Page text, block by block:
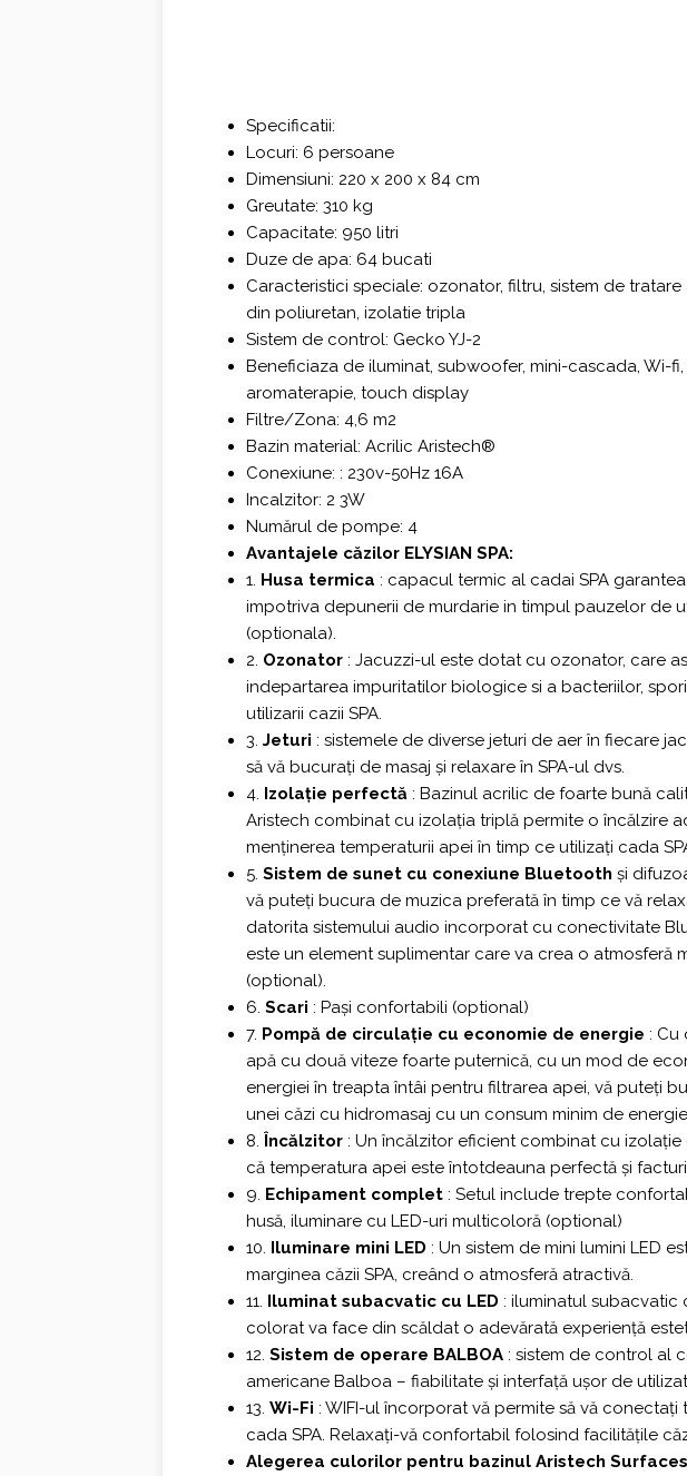
Specificatii:
Locuri: 6 persoane
Dimensiuni: 220 x 200 x 84 cm
Greutate: 310 kg
Capacitate: 950 litri
Duze de apa: 64 bucati
Caracteristici speciale: ozonator, filtru, sistem de
din poliuretan, izolatie tripla
Sistem de control: Gecko YJ-2
Beneficiaza de iluminat, subwoofer, mini-cascada, Wi-
aromaterapie, touch display
Filtre/Zona: 4,6 m2
Bazin material: Acrilic Aristech®
Conexiune: : 230v-50Hz 16A
Incalzitor: 2 3W
Numărul de pompe: 4
Avantajele căzilor ELYSIAN SPA:
1. Husa termica : capacul termic al cadai SPA
impotriva depunerii de murdarie in timpul pauzelor de
(optionala).
2. Ozonator : Jacuzzi-ul este dotat cu ozonator, care
indepartarea impuritatilor biologice si a bacteriilor,
utilizarii cazii SPA.
3.Jeturi : sistemele de diverse jeturi de aer în fiecare
să vă bucurați de masaj și relaxare în SPA-ul dvs.
4. Izolație perfectă : Bazinul acrilic de foarte bună
Aristech combinat cu izolația triplă permite o încălzire
menținerea temperaturii apei în timp ce utilizați cada
5.Sistem de sunet cu conexiune Bluetooth și
vă puteți bucura de muzica preferată în timp ce vă
datorita sistemului audio incorporat cu conectivitate
este un element suplimentar care va crea o atmosferă
(optional).
6.Scari : Pași confortabili (optional)
7. Pompă de circulație cu economie de energie : Cu
apă cu două viteze foarte puternică, cu un mod de
energiei în treapta întâi pentru filtrarea apei, vă puteți
unei căzi cu hidromasaj cu un consum minim de
8. Încălzitor : Un încălzitor eficient combinat cu izolație
că temperatura apei este întotdeauna perfectă și
9. Echipament complet : Setul include trepte
husă, iluminare cu LED-uri multicoloră (optional)
10. Iluminare mini LED : Un sistem de mini lumini LED
marginea căzii SPA, creând o atmosferă atractivă.
11. Iluminat subacvatic cu LED : iluminatul subacvatic
colorat va face din scăldat o adevărată experiență
12.Sistem de operare BALBOA : sistem de control al
americane Balboa – fiabilitate și interfață ușor de
13.Wi-Fi : WIFI-ul încorporat vă permite să vă conectați
cada SPA. Relaxați-vă confortabil folosind facilitățile
Alegerea culorilor pentru bazinul Aristech